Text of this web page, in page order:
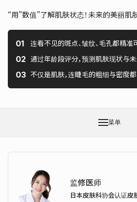
“用”数值”了解肌肤状态！未来的美丽肌
连看不见的斑点、皱纹、毛孔都精
通过年龄段评分，预测肌肤现状与
不仅是肌肤，连睫毛的粗细与密度
菜单
监修医师
日本皮肤科协会认证皮